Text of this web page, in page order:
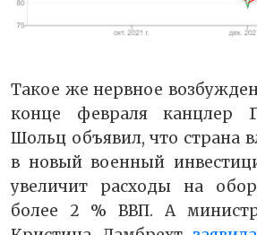
Такое же нервное
конце февраля канцлер
Шольц объявил, что страна
в новый военный
увеличит расходы на
более 2 % ВВП. А